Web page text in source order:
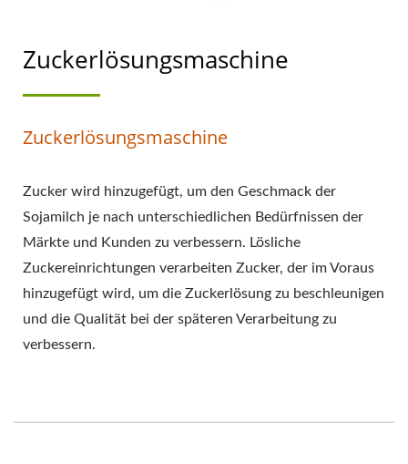
Zuckerlösungsmaschine
Zuckerlösungsmaschine
Zucker wird hinzugefügt, um den Geschmack der
Sojamilch je nach unterschiedlichen Bedürfnissen der
Märkte und Kunden zu verbessern. Lösliche
Zuckereinrichtungen verarbeiten Zucker, der im Voraus
hinzugefügt wird, um die Zuckerlösung zu beschleunigen
und die Qualität bei der späteren Verarbeitung zu
verbessern.